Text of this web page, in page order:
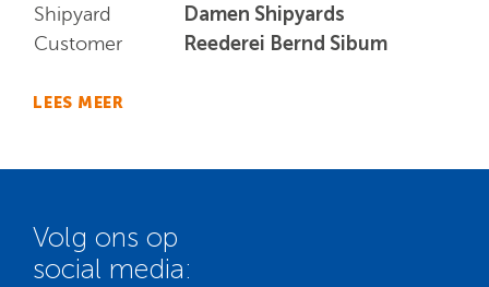
Shipyard Damen Shipyards
Customer Reederei Bernd Sibum
LEES MEER
Volg ons op
social media: